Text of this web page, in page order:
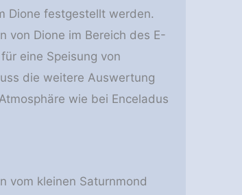
Dione festgestellt werden.
von Dione im Bereich des E-
eine Speisung von
die weitere Auswertung
wie bei Enceladus
vom kleinen Saturnmond